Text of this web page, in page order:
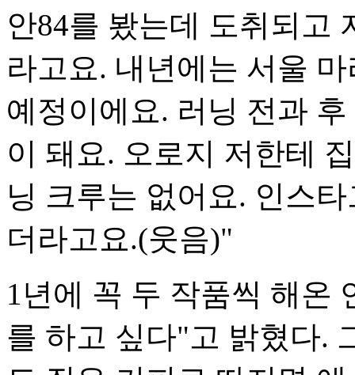
안84를 봤는데 도취되고
라고요. 내년에는 서울
예정이에요. 러닝 전과
이 돼요. 오로지 저한테
닝 크루는 없어요. 인스
더라고요.(웃음)"
1년에 꼭 두 작품씩 해온
를 하고 싶다"고 밝혔다.